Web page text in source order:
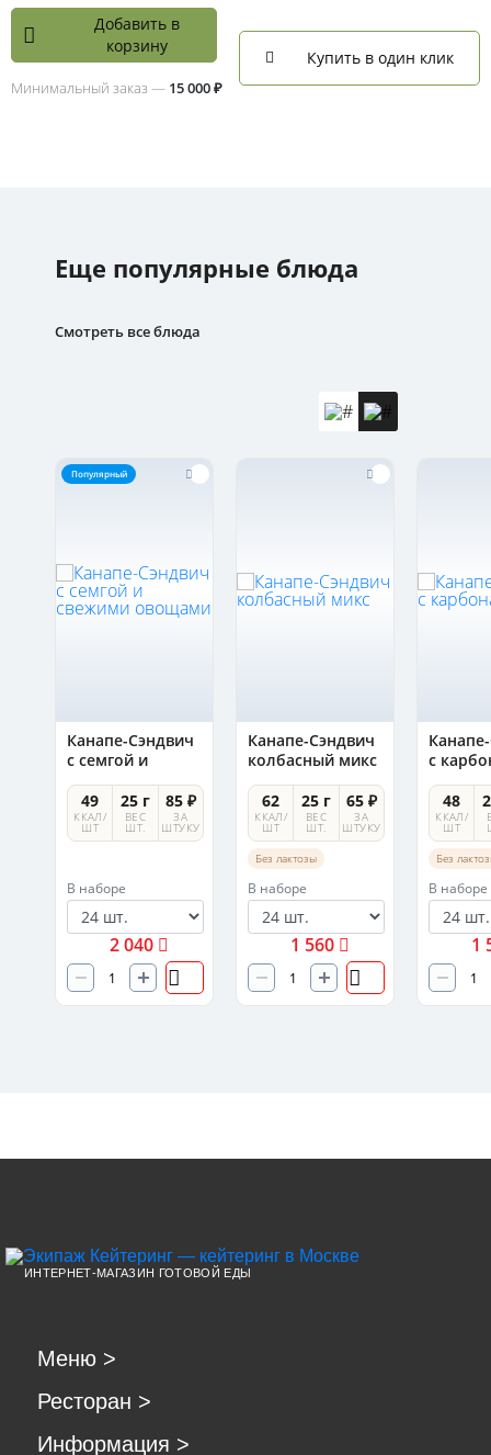
Добавить в
корзину
Минимальный заказ — 15 000 ₽
Купить в один клик
Еще популярные блюда
Смотреть все блюда
Популярный
Канапе-Сэндвич
с семгой и
свежими
овощами
49
ККАЛ/
ШТ
25 г
ВЕС
ШТ.
85 ₽
ЗА
ШТУКУ
В наборе
2 040
Канапе-Сэндвич
колбасный микс
62
ККАЛ/
ШТ
25 г
ВЕС
ШТ.
65 ₽
ЗА
ШТУКУ
Без лактозы
В наборе
1 560
с
48
ККАЛ/
ШТ
Без
В наборе
1
ИНТЕРНЕТ-МАГАЗИН ГОТОВОЙ ЕДЫ
Меню >
Ресторан >
Информация >